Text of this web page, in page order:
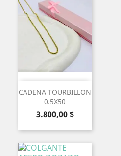
CADENA TOURBILLON
0.5X50
Precio
3.800,00 $